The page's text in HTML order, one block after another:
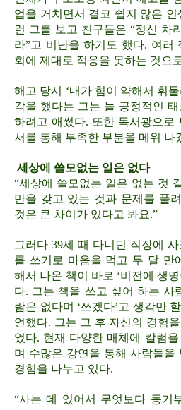
업을 거치면서 결코 쉽지 않은
런 그를 보고 친구들은 “정신 차
라”고 비난을 하기도 했다. 여러
회에 제대로 적응을 못하는 것으
해고 당시 ‘내가 힘이 약해서 휘
각을 했다는 그는 늘 긍정적인
하려고 애썼다. 또한 독서광으로
서를 통해 부족한 부분을 메워 나
세상에 쓸모없는 일은 없다
“세상에 쓸모없는 일은 없는 것
만을 갖고 있는 것과 문제를 풀
것은 큰 차이가 있다고 봐요.”
그러다 39세 때 다니던 직장에
를 쓰기로 마음을 먹고 두 달 만
해서 나온 책이 바로 ‘비전에 생
다. 그는 책을 쓰고 싶어 하는 사
람은 없다며 ‘쓰겠다’고 생각만
언했다. 그는 그 후 자신의 경험
었다. 현재 다양한 매체에 칼럼
며 수많은 강연을 통해 사람들을
경험을 나누고 있다.
“사는 데 있어서 무엇보다 동기